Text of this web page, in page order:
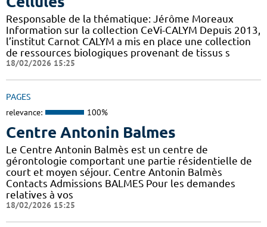
Responsable de la thématique: Jérôme Moreaux
Information sur la collection CeVi-CALYM Depuis 2013,
l’institut Carnot CALYM a mis en place une collection
de ressources biologiques provenant de tissus s
18/02/2026 15:25
PAGES
relevance: 100%
Centre Antonin Balmes
Le Centre Antonin Balmès est un centre de
gérontologie comportant une partie résidentielle de
court et moyen séjour. Centre Antonin Balmès
Contacts Admissions BALMES Pour les demandes
relatives à vos
18/02/2026 15:25